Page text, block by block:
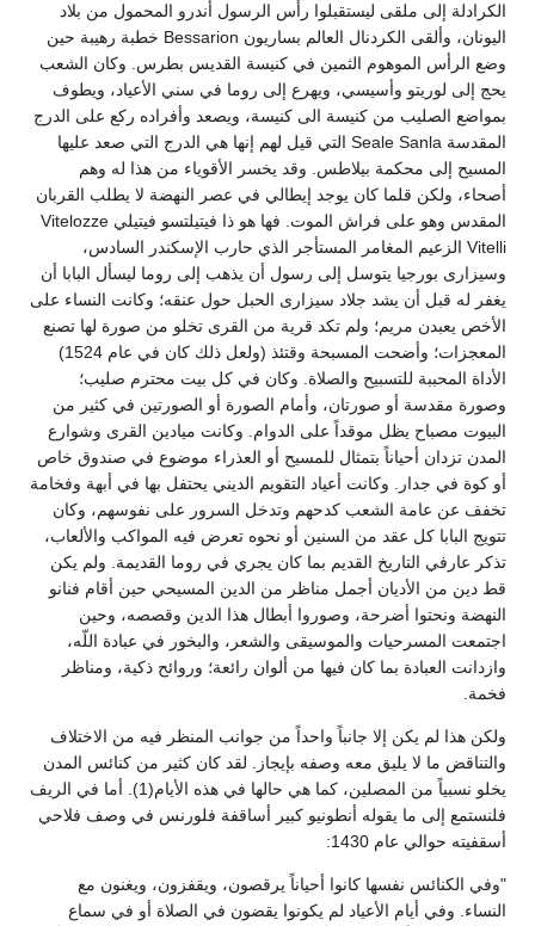
الكرادلة إلى ملقى ليستقبلوا رأس الرسول أندرو المحمول من بلاد
اليونان، وألقى الكردنال العالم بساريون Bessarion خطبة رهيبة حين
وضع الرأس الموهوم الثمين في كنيسة القديس بطرس. وكان الشعب
يحج إلى لوريتو وأسيسي، ويهرع إلى روما في سني الأعياد، ويطوف
بمواضع الصليب من كنيسة الى كنيسة، ويصعد وأفراده ركع على الدرج
المقدسة Seale Sanla التي قيل لهم إنها هي الدرج التي صعد عليها
المسيح إلى محكمة بيلاطس. وقد يخسر الأقوياء من هذا له وهم
أصحاء، ولكن قلما كان يوجد إيطالي في عصر النهضة لا يطلب القربان
المقدس وهو على فراش الموت. فها هو ذا فيتيلتسو فيتيلي Vitelozze
Vitelli الزعيم المغامر المستأجر الذي حارب الإسكندر السادس،
وسيزارى بورجيا يتوسل إلى رسول أن يذهب إلى روما ليسأل البابا أن
يغفر له قبل أن يشد جلاد سيزارى الحبل حول عنقه؛ وكانت النساء على
الأخص يعبدن مريم؛ ولم تكد قرية من القرى تخلو من صورة لها تصنع
المعجزات؛ وأضحت المسبحة وقتئذ (ولعل ذلك كان في عام 1524)
الأداة المحببة للتسبيح والصلاة. وكان في كل بيت محترم صليب؛
وصورة مقدسة أو صورتان، وأمام الصورة أو الصورتين في كثير من
البيوت مصباح يظل موقداً على الدوام. وكانت ميادين القرى وشوارع
المدن تزدان أحياناً بتمثال للمسيح أو العذراء موضوع في صندوق خاص
أو كوة في جدار. وكانت أعياد التقويم الديني يحتفل بها في أبهة وفخامة
تخفف عن عامة الشعب كدحهم وتدخل السرور على نفوسهم، وكان
تتويج البابا كل عقد من السنين أو نحوه تعرض فيه المواكب والألعاب،
تذكر عارفي التاريخ القديم بما كان يجري في روما القديمة. ولم يكن
قط دين من الأديان أجمل مناظر من الدين المسيحي حين أقام فنانو
النهضة ونحتوا أضرحة، وصوروا أبطال هذا الدين وقصصه، وحين
اجتمعت المسرحيات والموسيقى والشعر، والبخور في عبادة اللّه،
وازدانت العبادة بما كان فيها من ألوان رائعة؛ وروائح ذكية، ومناظر
فخمة.
ولكن هذا لم يكن إلا جانباً واحداً من جوانب المنظر فيه من الاختلاف
والتناقض ما لا يليق معه وصفه بإيجاز. لقد كان كثير من كنائس المدن
يخلو نسبياً من المصلين، كما هي حالها في هذه الأيام(1). أما في الريف
فلنستمع إلى ما يقوله أنطونيو كبير أساقفة فلورنس في وصف فلاحي
أسقفيته حوالي عام 1430:
"وفي الكنائس نفسها كانوا أحياناً يرقصون، ويقفزون، ويغنون مع
النساء. وفي أيام الأعياد لم يكونوا يقضون في الصلاة أو في سماع